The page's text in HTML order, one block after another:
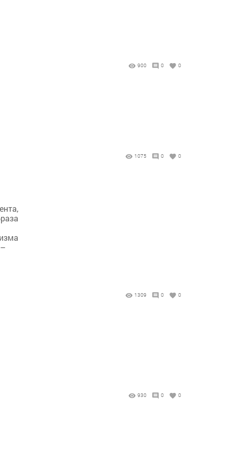
900 0 0
1075 0 0
1309 0 0
930 0 0